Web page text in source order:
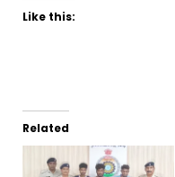
Like this:
Related